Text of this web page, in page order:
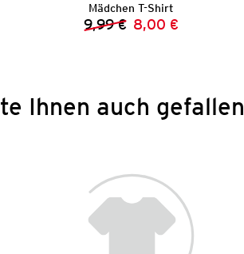
Mädchen T-Shirt
Vorheriger Preis:
9,99 € Neuer Preis:
8,00 €
Ihnen auch gefallen